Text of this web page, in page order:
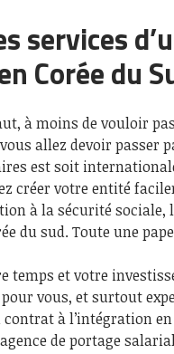
services
Corée du
à moins de vouloir
allez devoir passer
est soit
créer votre entité
à la sécurité
du sud. Toute une
temps et votre
vous, et surtout
à l’intégration
de portage